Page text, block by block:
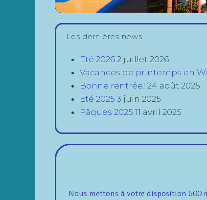
Les dernières news
Eté 2026 2 juillet 2026
Vacances de printemps en
Bonne rentrée! 24 août 2025
Eté 2025 3 juin 2025
Pâques 2025 11 avril 2025
Nous mettons à votre disposition 600